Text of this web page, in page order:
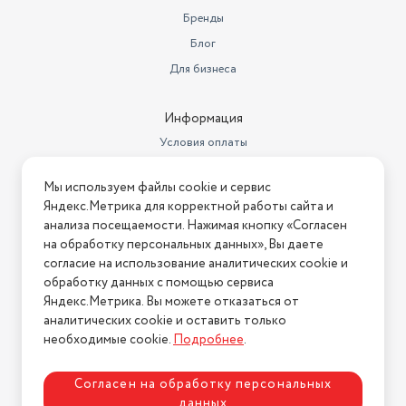
Бренды
Блог
Для бизнеса
Информация
Условия оплаты
Условия возврата
Нашли ошибку на сайте? Напишите нам
2026 © Интернет-магазин "АстМаркет". У нас есть всё!
Политика конфиденциальности
Мы используем файлы cookie и сервис
Яндекс.Метрика для корректной работы сайта и
анализа посещаемости. Нажимая кнопку «Согласен
на обработку персональных данных», Вы даете
согласие на использование аналитических cookie и
обработку данных с помощью сервиса
Яндекс.Метрика. Вы можете отказаться от
аналитических cookie и оставить только
необходимые cookie.Подробнее.
Согласен на обработку персональных